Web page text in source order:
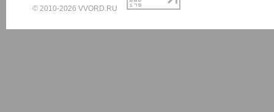
© 2010-2026 VVORD.RU